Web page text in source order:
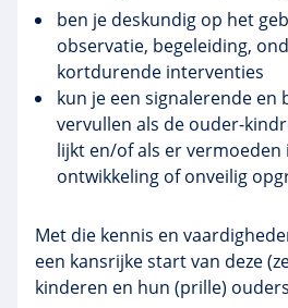
ben je deskundig op het
observatie, begeleiding,
kortdurende interventies
kun je een signalerende en
vervullen als de ouder-
lijkt en/of als er vermoeden
ontwikkeling of onveilig
Met die kennis en
een kansrijke start van deze
kinderen en hun (prille)